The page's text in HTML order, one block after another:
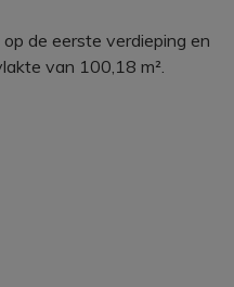
de eerste verdieping en
van 100,18 m².